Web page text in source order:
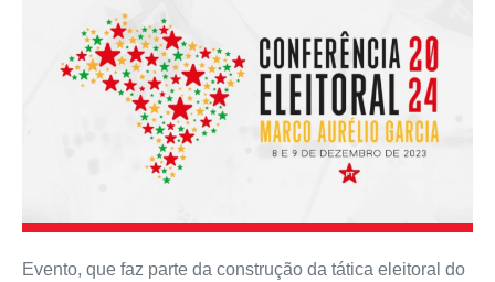
Evento, que faz parte da construção da tática eleitoral do